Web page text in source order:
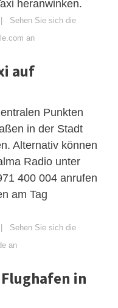
heranwinken.
Sehen Sie sich die
an
auf
Punkten
in der Stadt
Alternativ können
Radio unter
400 004 anrufen
am Tag
Sehen Sie sich die
an
in